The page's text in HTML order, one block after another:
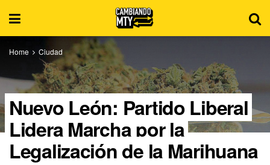
Home Ciudad
Nuevo León: Partido Liberal
Lidera Marcha por la
Legalización de la Marihuana